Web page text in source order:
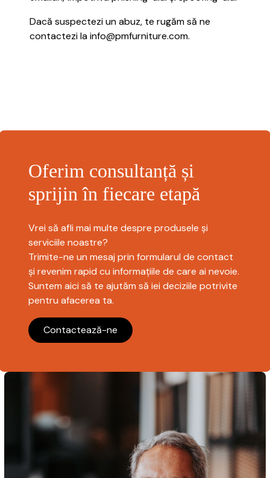
Dacă suspectezi un abuz, te rugăm să ne
contactezi la info@pmfurniture.com.
Oferim consultanță și
sprijin în fiecare etapă
Vrei să afli mai multe despre produsele și
serviciile noastre?
Trimite-ne un mesaj prin formularul de contact
și revenim rapid cu informațiile de care ai nevoie.
Suntem aici să te ajutăm să iei deciziile potrivite
pentru afacerea ta.
Contactează-ne